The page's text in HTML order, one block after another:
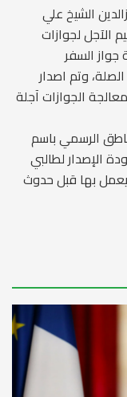
الشيخ علي
الآجل لجوازات
جواز السفر
وتم اصدار
الجوازات آجلة
الرسمي باسم
الإصدار لطالبي
بها قبل حدوث